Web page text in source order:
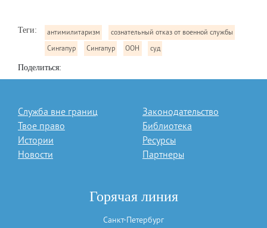
Теги: антимилитаризм
сознательный отказ от военной службы
Сингапур
Сингапур ООН суд
Поделиться:
Служба вне границ
Твое право
Истории
Новости
Законодательство
Библиотека
Ресурсы
Партнеры
Горячая линия
Санкт-Петербург